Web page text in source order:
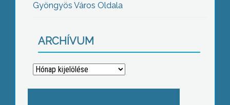
Gyöngyös Város Oldala
ARCHÍVUM
Archívum